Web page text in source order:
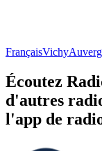
FrançaisVichy
Écoutez
d'autres
l'app de